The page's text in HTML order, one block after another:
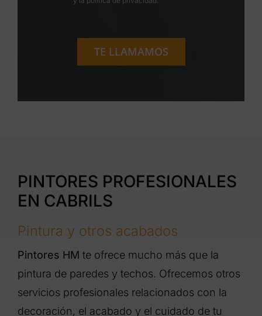
TE LLAMAMOS
PINTORES PROFESIONALES
EN CABRILS
Pintura y otros acabados
Pintores HM te ofrece mucho más que la
pintura de paredes y techos. Ofrecemos otros
servicios profesionales relacionados con la
decoración, el acabado y el cuidado de tu